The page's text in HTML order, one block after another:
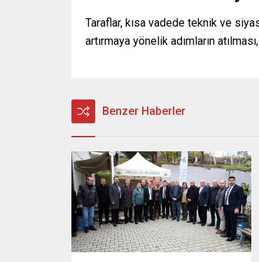
Taraflar, kısa vadede teknik ve
artırmaya yönelik adımların
Benzer Haberler